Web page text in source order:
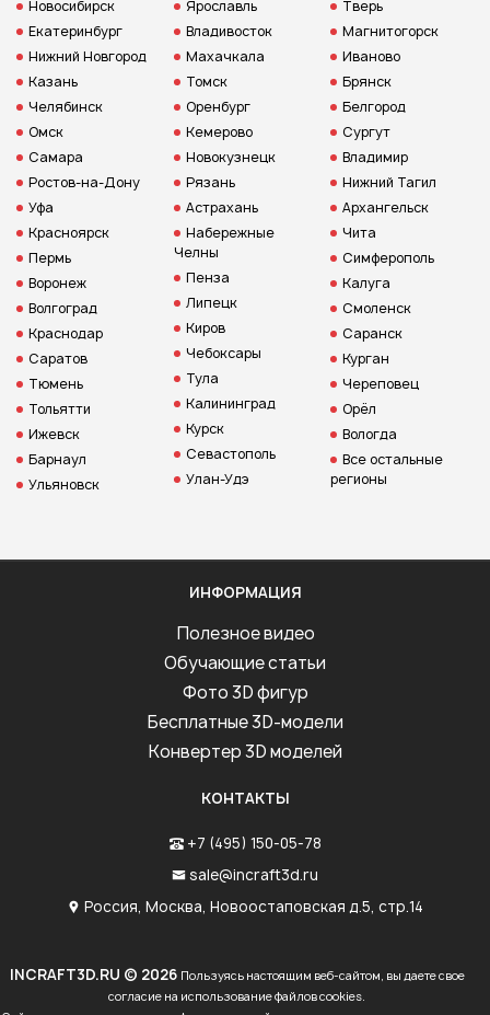
Новосибирск
Екатеринбург
Нижний Новгород
Казань
Челябинск
Омск
Самара
Ростов-на-Дону
Уфа
Красноярск
Пермь
Воронеж
Волгоград
Краснодар
Саратов
Тюмень
Тольятти
Ижевск
Барнаул
Ульяновск
Ярославль
Владивосток
Махачкала
Томск
Оренбург
Кемерово
Новокузнецк
Рязань
Астрахань
Набережные
Челны
Пенза
Липецк
Киров
Чебоксары
Тула
Калининград
Курск
Севастополь
Улан-Удэ
Тверь
Магнитогорск
Иваново
Брянск
Белгород
Сургут
Владимир
Нижний Тагил
Архангельск
Чита
Симферополь
Калуга
Смоленск
Саранск
Курган
Череповец
Орёл
Вологда
Все остальные
регионы
ИНФОРМАЦИЯ
Полезное видео
Обучающие статьи
Фото 3D фигур
Бесплатные 3D-модели
Конвертер 3D моделей
КОНТАКТЫ
+7 (495) 150-05-78
sale@incraft3d.ru
Россия, Москва, Новоостаповская д.5, стр.14
INCRAFT3D.RU © 2026 Пользуясь настоящим веб-сайтом, вы даете свое
согласие на использование файлов cookies.